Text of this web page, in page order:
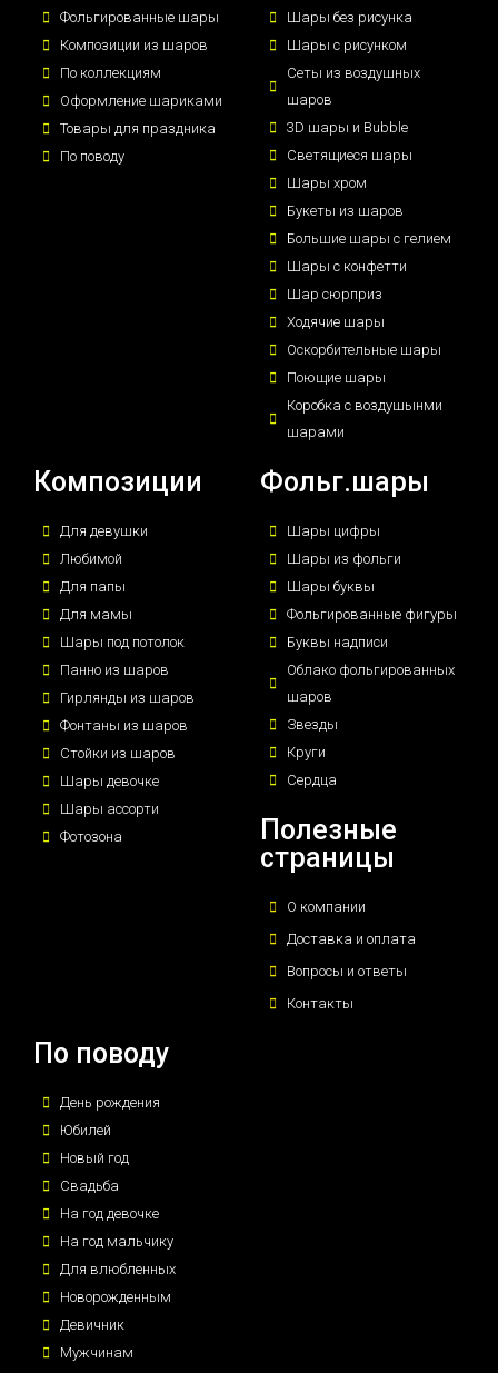
Фольгированные шары
Композиции из шаров
По коллекциям
Оформление шариками
Товары для праздника
По поводу
Шары без рисунка
Шары с рисунком
Сеты из воздушных
шаров
3D шары и Bubble
Светящиеся шары
Шары хром
Букеты из шаров
Большие шары с гелием
Шары с конфетти
Шар сюрприз
Ходячие шары
Оскорбительные шары
Поющие шары
Коробка с воздушынми
шарами
Композиции
Для девушки
Любимой
Для папы
Для мамы
Шары под потолок
Панно из шаров
Гирлянды из шаров
Фонтаны из шаров
Стойки из шаров
Шары девочке
Шары ассорти
Фотозона
Фольг.шары
Шары цифры
Шары из фольги
Шары буквы
Фольгированные фигуры
Буквы надписи
Облако фольгированных
шаров
Звезды
Круги
Сердца
Полезные
страницы
О компании
Доставка и оплата
Вопросы и ответы
Контакты
По поводу
День рождения
Юбилей
Новый год
Свадьба
На год девочке
На год мальчику
Для влюбленных
Новорожденным
Девичник
Мужчинам